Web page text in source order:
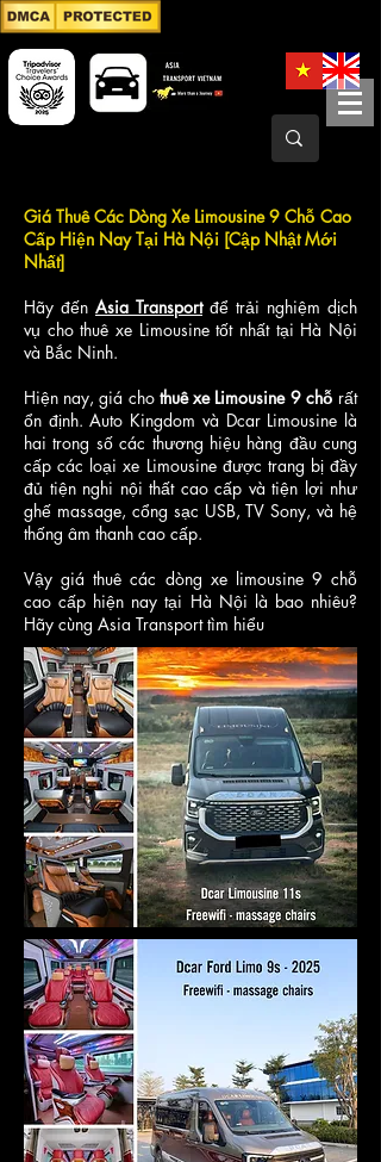
Giá Thuê Các Dòng Xe Limousine 9 Chỗ Cao
Cấp Hiện Nay Tại Hà Nội [Cập Nhật Mới
Nhất]
Hãy đến Asia Transport để trải nghiệm dịch
vụ cho thuê xe Limousine tốt nhất tại Hà Nội
và Bắc Ninh.
Hiện nay, giá chothuê xe Limousine 9 chỗ rất
ổn định. Auto Kingdom và Dcar Limousine là
hai trong số các thương hiệu hàng đầu cung
cấp các loại xe Limousine được trang bị đầy
đủ tiện nghi nội thất cao cấp và tiện lợi như
ghế massage, cổng sạc USB, TV Sony, và hệ
thống âm thanh cao cấp.
Vậy giá thuê các dòng xe limousine 9 chỗ
cao cấp hiện nay tại Hà Nội là bao nhiêu?
Hãy cùng Asia Transport tìm hiểu